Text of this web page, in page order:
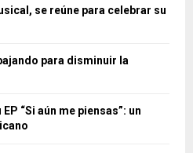
se reúne para celebrar su
para disminuir la
“Si aún me piensas”: un